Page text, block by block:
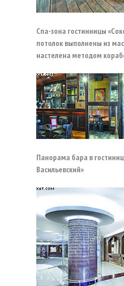
Спа-зона гостинницы
потолок выполнены из
настелена методом
Панорама бара в
Васильевский»